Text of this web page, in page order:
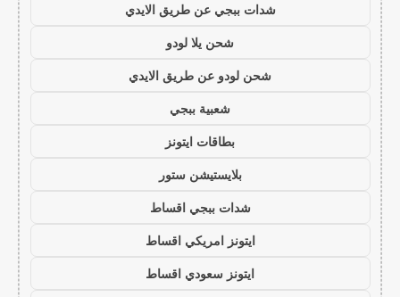
شدات ببجي عن طريق الايدي
شحن يلا لودو
شحن لودو عن طريق الايدي
شعبية ببجي
بطاقات ايتونز
بلايستيشن ستور
شدات ببجي اقساط
ايتونز امريكي اقساط
ايتونز سعودي اقساط